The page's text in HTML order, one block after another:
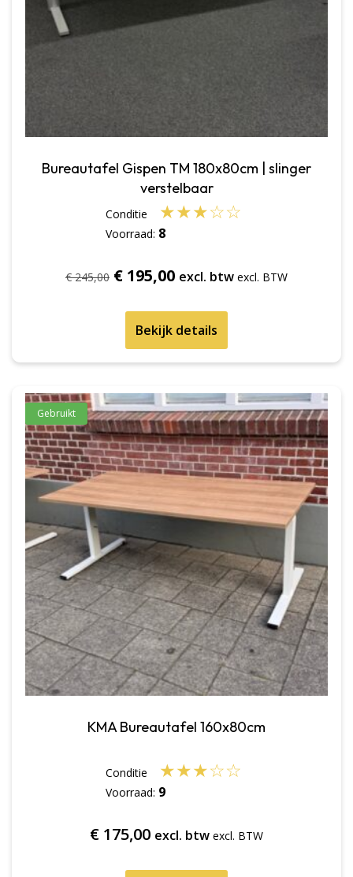
Bureautafel Gispen TM 180x80cm | slinger
verstelbaar
Voorraad: 8
★★★☆☆
€245,00 Oorspronkelijke
was:
€ 245,00.
€ 195,00Huidige
is:
€ 195,00.
excl. btw
Bekijk details
KMA Bureautafel 160x80cm
Gebruikt
Voorraad: 9
★★★☆☆
€ 175,00 excl. btw